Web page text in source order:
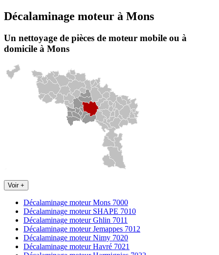
Décalaminage moteur à Mons
Un nettoyage de pièces de moteur mobile ou à
domicile à Mons
Voir +
Décalaminage moteur Mons 7000
Décalaminage moteur SHAPE 7010
Décalaminage moteur Ghlin 7011
Décalaminage moteur Jemappes 7012
Décalaminage moteur Nimy 7020
Décalaminage moteur Havré 7021